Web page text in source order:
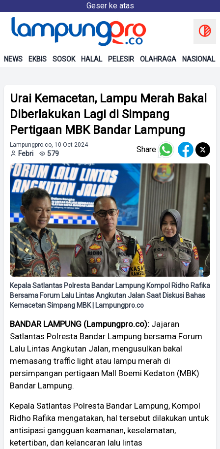
Geser ke atas
NEWS EKBIS SOSOK HALAL PELESIR OLAHRAGA NASIONAL
Urai Kemacetan, Lampu Merah Bakal
Diberlakukan Lagi di Simpang
Pertigaan MBK Bandar Lampung
Lampungpro.co, 10-Oct-2024
Febri 579 Share
Kepala Satlantas Polresta Bandar Lampung Kompol Ridho Rafika
Bersama Forum Lalu Lintas Angkutan Jalan Saat Diskusi Bahas
Kemacetan Simpang MBK | Lampungpro.co
BANDAR LAMPUNG (Lampungpro.co): Jajaran
Satlantas Polresta Bandar Lampung bersama Forum
Lalu Lintas Angkutan Jalan, mengusulkan bakal
memasang traffic light atau lampu merah di
persimpangan pertigaan Mall Boemi Kedaton (MBK)
Bandar Lampung.
Kepala Satlantas Polresta Bandar Lampung, Kompol
Ridho Rafika mengatakan, hal tersebut dilakukan untuk
antisipasi gangguan keamanan, keselamatan,
ketertiban, dan kelancaran lalu lintas